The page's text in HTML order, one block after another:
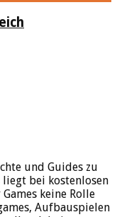
und Guides zu
liegt bei kostenlosen
keine Rolle
Aufbauspielen